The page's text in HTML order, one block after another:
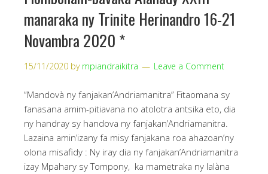
manaraka ny Trinite Herinandro 16-21
Novambra 2020 *
15/11/2020 by mpiandraikitra Leave a Comment
“Mandovà ny fanjakan’Andriamanitra” Fitaomana sy
fanasana amim-pitiavana no atolotra antsika eto, dia
ny handray sy handova ny fanjakan’Andriamanitra.
Lazaina amin’izany fa misy fanjakana roa ahazoan’ny
olona misafidy : Ny iray dia ny fanjakan’Andriamanitra
izay Mpahary sy Tompony, ka mametraka ny lalàna